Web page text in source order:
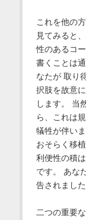
これを他の
見てみると
性のあるコ
書くことは
なたが 取り
択肢を故意
します。 当
ら、これは
犠牲が伴いま
おそらく移
利便性の積
です。 あな
告されました
二つの重要